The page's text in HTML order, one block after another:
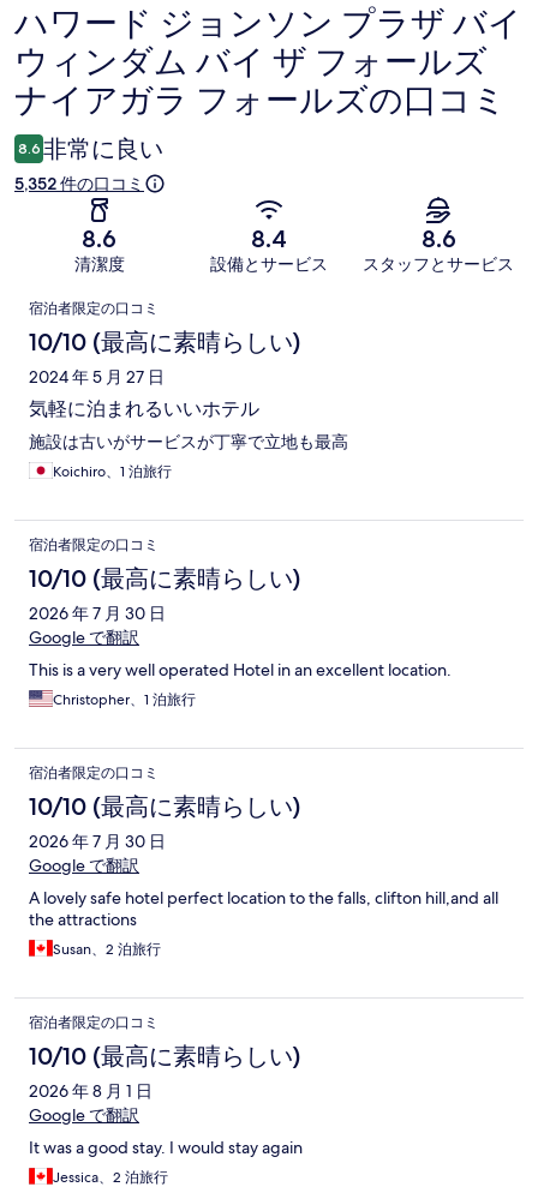
口
コ
ミ
ハワード ジョンソン プラザ バイ
ウィンダム バイ ザ フォールズ
ナイアガラ フォールズの口コミ
8.6 非常に良い
5,352 件の口コミ
8.6
清潔度
8.4
設備とサービス
8.6
スタッフとサービス
口
コ
ミ
宿泊者限定の口コミ
10/10 (最高に素晴らしい)
2024 年 5 月 27 日
気軽に泊まれるいいホテル
施設は古いがサービスが丁寧で立地も最高
Koichiro、1 泊旅行
宿泊者限定の口コミ
10/10 (最高に素晴らしい)
2026 年 7 月 30 日
Google で翻訳
This is a very well operated Hotel in an excellent location.
Christopher、1 泊旅行
宿泊者限定の口コミ
10/10 (最高に素晴らしい)
2026 年 7 月 30 日
Google で翻訳
A lovely safe hotel perfect location to the falls, clifton hill,and all
the attractions
Susan、2 泊旅行
宿泊者限定の口コミ
10/10 (最高に素晴らしい)
2026 年 8 月 1 日
Google で翻訳
It was a good stay. I would stay again
Jessica、2 泊旅行